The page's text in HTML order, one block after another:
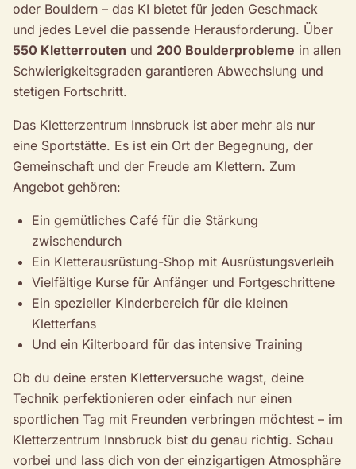
oder Bouldern – das KI bietet für jeden Geschmack
und jedes Level die passende Herausforderung. Über
550 Kletterrouten und 200 Boulderprobleme in allen
Schwierigkeitsgraden garantieren Abwechslung und
stetigen Fortschritt.
Das Kletterzentrum Innsbruck ist aber mehr als nur
eine Sportstätte. Es ist ein Ort der Begegnung, der
Gemeinschaft und der Freude am Klettern. Zum
Angebot gehören:
Ein gemütliches Café für die Stärkung
zwischendurch
Ein Kletterausrüstung-Shop mit Ausrüstungsverleih
Vielfältige Kurse für Anfänger und Fortgeschrittene
Ein spezieller Kinderbereich für die kleinen
Kletterfans
Und ein Kilterboard für das intensive Training
Ob du deine ersten Kletterversuche wagst, deine
Technik perfektionieren oder einfach nur einen
sportlichen Tag mit Freunden verbringen möchtest – im
Kletterzentrum Innsbruck bist du genau richtig. Schau
vorbei und lass dich von der einzigartigen Atmosphäre